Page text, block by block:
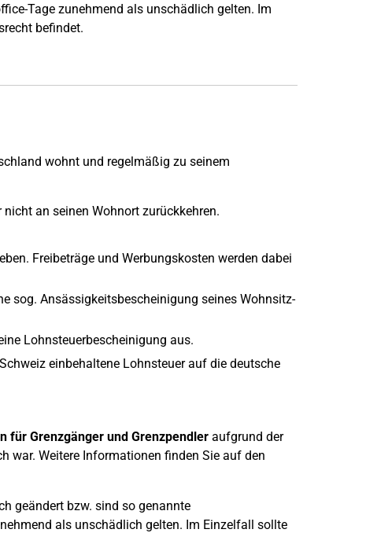
Tage zunehmend als unschädlich gelten. Im
befindet.
wohnt und regelmäßig zu seinem
an seinen Wohnort zurückkehren.
Freibeträge und Werbungskosten werden dabei
sog. Ansässigkeitsbescheinigung seines Wohnsitz-
Lohnsteuerbescheinigung aus.
einbehaltene Lohnsteuer auf die deutsche
für Grenzgänger und Grenzpendleraufgrund der
war. Weitere Informationen finden Sie auf den
geändert bzw. sind so genannte
als unschädlich gelten. Im Einzelfall sollte